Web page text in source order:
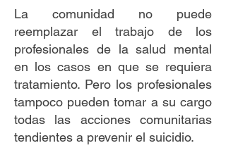
La comunidad no puede
reemplazar el trabajo de los
profesionales de la salud mental
en los casos en que se requiera
tratamiento. Pero los profesionales
tampoco pueden tomar a su cargo
todas las acciones comunitarias
tendientes a prevenir el suicidio.